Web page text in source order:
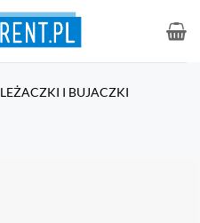
LEŻACZKI I BUJACZKI